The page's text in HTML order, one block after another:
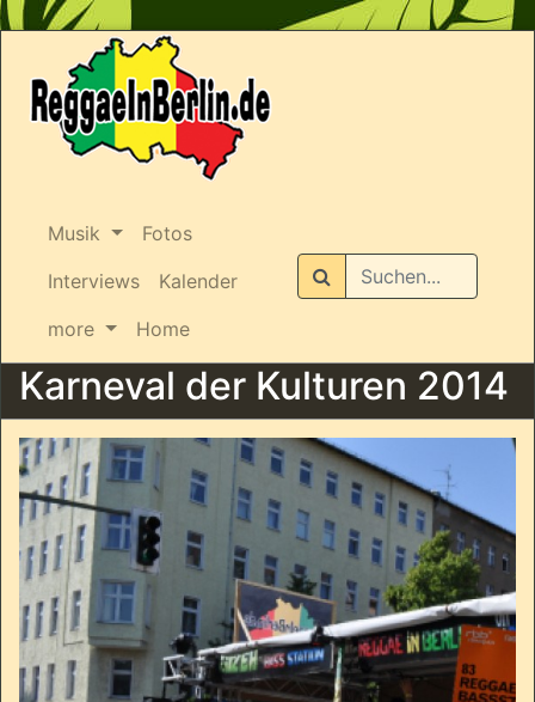
Musik
Fotos
Interviews
Kalender
more
Home
Suchen
Karneval der Kulturen 2014